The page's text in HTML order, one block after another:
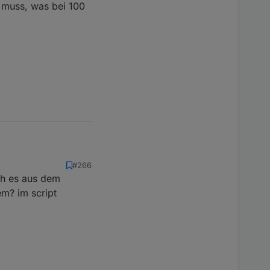
was bei 100
was bei 100 Aliases
#266
es aus dem
im script